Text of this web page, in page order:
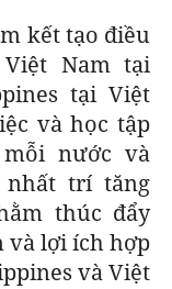
kết tạo điều
Nam tại
tại Việt
và học tập
nước và
nhất trí tăng
thúc đẩy
và lợi ích hợp
và Việt